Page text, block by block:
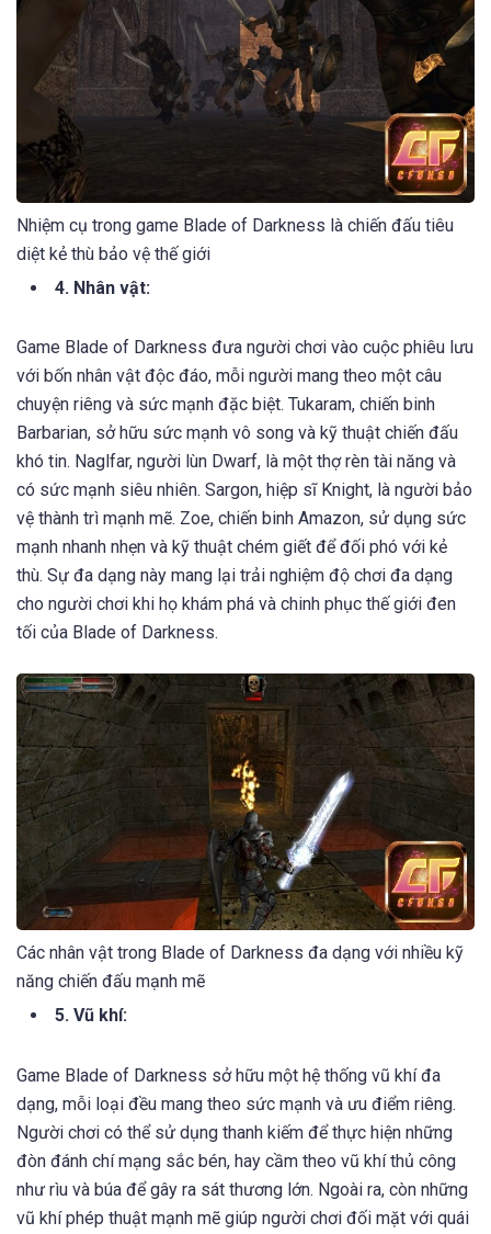
Nhiệm cụ trong game Blade of Darkness là chiến đấu tiêu
diệt kẻ thù bảo vệ thế giới
4. Nhân vật:
Game Blade of Darkness đưa người chơi vào cuộc phiêu lưu
với bốn nhân vật độc đáo, mỗi người mang theo một câu
chuyện riêng và sức mạnh đặc biệt. Tukaram, chiến binh
Barbarian, sở hữu sức mạnh vô song và kỹ thuật chiến đấu
khó tin. Naglfar, người lùn Dwarf, là một thợ rèn tài năng và
có sức mạnh siêu nhiên. Sargon, hiệp sĩ Knight, là người bảo
vệ thành trì mạnh mẽ. Zoe, chiến binh Amazon, sử dụng sức
mạnh nhanh nhẹn và kỹ thuật chém giết để đối phó với kẻ
thù. Sự đa dạng này mang lại trải nghiệm độ chơi đa dạng
cho người chơi khi họ khám phá và chinh phục thế giới đen
tối của Blade of Darkness.
Các nhân vật trong Blade of Darkness đa dạng với nhiều kỹ
năng chiến đấu mạnh mẽ
5. Vũ khí:
Game Blade of Darkness sở hữu một hệ thống vũ khí đa
dạng, mỗi loại đều mang theo sức mạnh và ưu điểm riêng.
Người chơi có thể sử dụng thanh kiếm để thực hiện những
đòn đánh chí mạng sắc bén, hay cầm theo vũ khí thủ công
như rìu và búa để gây ra sát thương lớn. Ngoài ra, còn những
vũ khí phép thuật mạnh mẽ giúp người chơi đối mặt với quái